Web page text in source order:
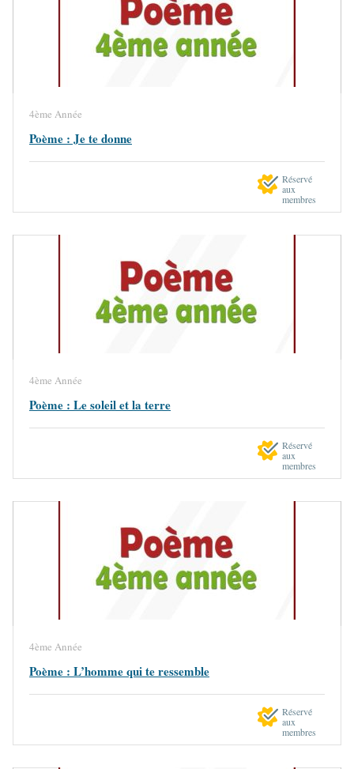
4ème Année
Poème : Je te donne
Réservé
aux
membres
4ème Année
Poème : Le soleil et la terre
Réservé
aux
membres
4ème Année
Poème : L’homme qui te ressemble
Réservé
aux
membres